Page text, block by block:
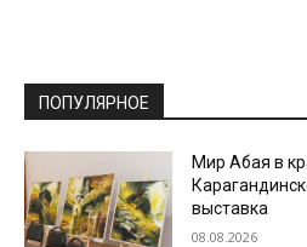
ПОПУЛЯРНОЕ
Мир Абая в
выставка
08.08.2026